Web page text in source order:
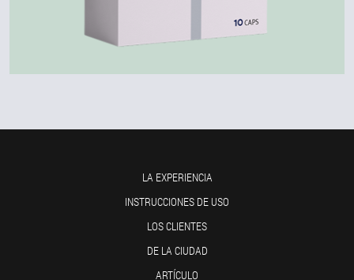
LA EXPERIENCIA
INSTRUCCIONES DE USO
LOS CLIENTES
DE LA CIUDAD
ARTÍCULO